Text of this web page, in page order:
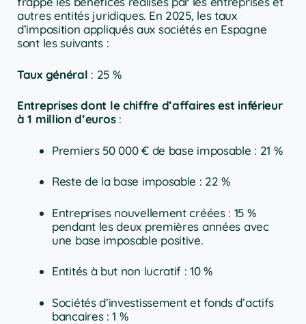
autres entités juridiques. En 2025, les taux
d’imposition appliqués aux sociétés en Espagne
sont les suivants :
Taux général : 25 %
Entreprises dont le chiffre d’affaires est inférieur
à 1 million d’euros:
Premiers 50 000 € de base imposable : 21 %
Reste de la base imposable : 22 %
Entreprises nouvellement créées : 15 %
pendant les deux premières années avec
une base imposable positive.
Entités à but non lucratif : 10 %
Sociétés d’investissement et fonds d’actifs
bancaires : 1 %